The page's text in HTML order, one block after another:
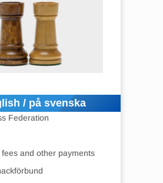
/ på svenska
Federation
and other payments